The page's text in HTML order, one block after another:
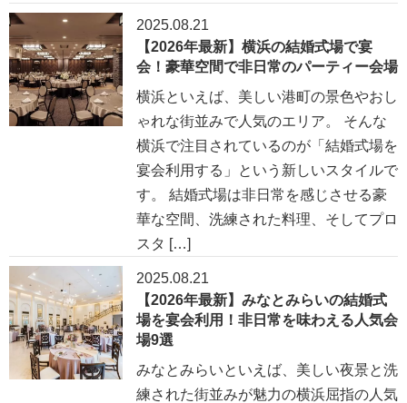
2025.08.21
【2026年最新】横浜の結婚式場で宴
会！豪華空間で非日常のパーティー会場
横浜といえば、美しい港町の景色やおし
ゃれな街並みで人気のエリア。 そんな
横浜で注目されているのが「結婚式場を
宴会利用する」という新しいスタイルで
す。 結婚式場は非日常を感じさせる豪
華な空間、洗練された料理、そしてプロ
スタ […]
2025.08.21
【2026年最新】みなとみらいの結婚式
場を宴会利用！非日常を味わえる人気会
場9選
みなとみらいといえば、美しい夜景と洗
練された街並みが魅力の横浜屈指の人気